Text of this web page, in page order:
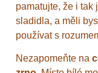
pamatujte, že i tak
sladidla, a měli
používat s
Nezapomeňte na